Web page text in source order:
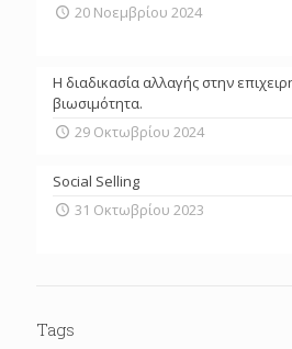
20 Νοεμβρίου 2024
Η διαδικασία αλλαγής στην
βιωσιμότητα.
29 Οκτωβρίου 2024
Social Selling
31 Οκτωβρίου 2023
Tags